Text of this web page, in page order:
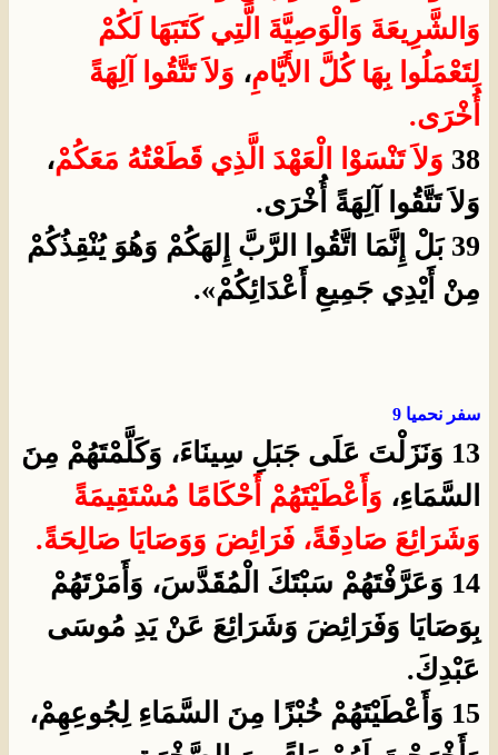
وَالشَّرِيعَةَ وَالْوَصِيَّةَ الَّتِي كَتَبَهَا لَكُمْ
لِتَعْمَلُوا بِهَا كُلَّ الأَيَّامِ، وَلاَ تَتَّقُوا آلِهَةً
أُخْرَى.
38 وَلاَ تَنْسَوْا الْعَهْدَ الَّذِي قَطَعْتُهُ مَعَكُمْ،
وَلاَ تَتَّقُوا آلِهَةً أُخْرَى.
39 بَلْ إِنَّمَا اتَّقُوا الرَّبَّ إِلهَكُمْ وَهُوَ يُنْقِذُكُمْ
مِنْ أَيْدِي جَمِيعِ أَعْدَائِكُمْ».
سفر نحميا 9
13 وَنَزَلْتَ عَلَى جَبَلِ سِينَاءَ، وَكَلَّمْتَهُمْ مِنَ
السَّمَاءِ، وَأَعْطَيْتَهُمْ أَحْكَامًا مُسْتَقِيمَةً
وَشَرَائِعَ صَادِقَةً، فَرَائِضَ وَوَصَايَا صَالِحَةً.
14 وَعَرَّفْتَهُمْ سَبْتَكَ الْمُقَدَّسَ، وَأَمَرْتَهُمْ
بِوَصَايَا وَفَرَائِضَ وَشَرَائِعَ عَنْ يَدِ مُوسَى
عَبْدِكَ.
15 وَأَعْطَيْتَهُمْ خُبْزًا مِنَ السَّمَاءِ لِجُوعِهِمْ،